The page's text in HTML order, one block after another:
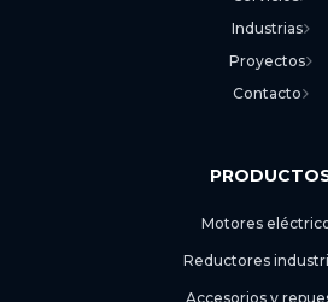
Industrias
Proyectos
Contacto
Motores
Reductores
Accesorios y